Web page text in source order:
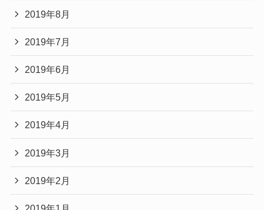
2019年8月
2019年7月
2019年6月
2019年5月
2019年4月
2019年3月
2019年2月